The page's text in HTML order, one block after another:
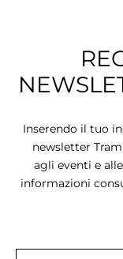
Inserendo il tuo
newsletter
agli eventi e
informazioni